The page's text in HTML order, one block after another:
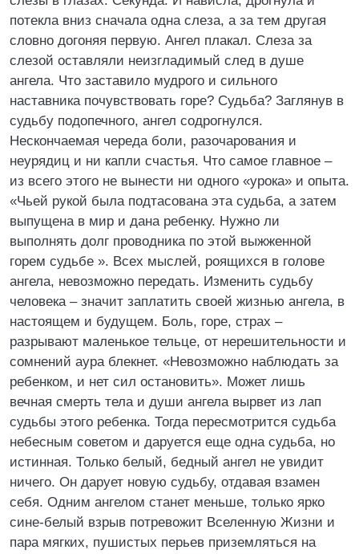
потекла вниз сначала одна слеза, а за тем другая
словно догоняя первую. Ангел плакал. Слеза за
слезой оставляли неизгладимый след в душе
ангела. Что заставило мудрого и сильного
наставника почувствовать горе? Судьба? Заглянув в
судьбу подопечного, ангел содрогнулся.
Нескончаемая череда боли, разочарования и
неурядиц и ни капли счастья. Что самое главное –
из всего этого не вынести ни одного «урока» и опыта.
«Чьей рукой была подтасована эта судьба, а затем
выпущена в мир и дана ребенку. Нужно ли
выполнять долг проводника по этой выжженной
горем судьбе ». Всех мыслей, роящихся в голове
ангела, невозможно передать. Изменить судьбу
человека – значит заплатить своей жизнью ангела, в
настоящем и будущем. Боль, горе, страх –
разрывают маленькое тельце, от нерешительности и
сомнений аура блекнет. «Невозможно наблюдать за
ребенком, и нет сил остановить». Может лишь
вечная смерть тела и души ангела вырвет из лап
судьбы этого ребенка. Тогда пересмотрится судьба
небесным советом и даруется еще одна судьба, но
истинная. Только белый, бедный ангел не увидит
ничего. Он дарует новую судьбу, отдавая взамен
себя. Одним ангелом станет меньше, только ярко
сине-белый взрыв потревожит Вселенную Жизни и
пара мягких, пушистых перьев приземляться на